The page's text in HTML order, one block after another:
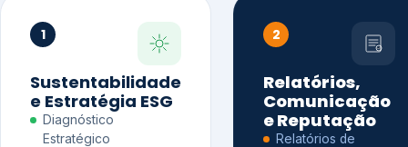
1
Sustentabilidade
e Estratégia ESG
Diagnóstico
Estratégico
2
Relatórios,
Comunicação
e Reputação
Relatórios de